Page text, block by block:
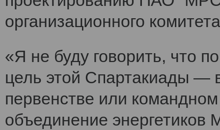
организационного
«Я не буду говорить, что
цель этой Спартакиады —
первенстве или
объединение энергетиков